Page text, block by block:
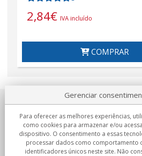
2,84€ IVA incluído
COMPRAR
Sobre nosotros
Compromissos
Compras
Gerenciar
Para oferecer as melhores experiências,
como cookies para armazenar e/ou
dispositivo. O consentimento a essas
processar dados como comportamento
identificadores únicos neste site. Não